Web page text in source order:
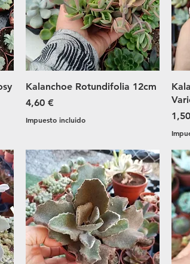
Vista rápida
Kalanchoe Rotundifolia 12cm
Precio
4,60 €
Impuesto incluido